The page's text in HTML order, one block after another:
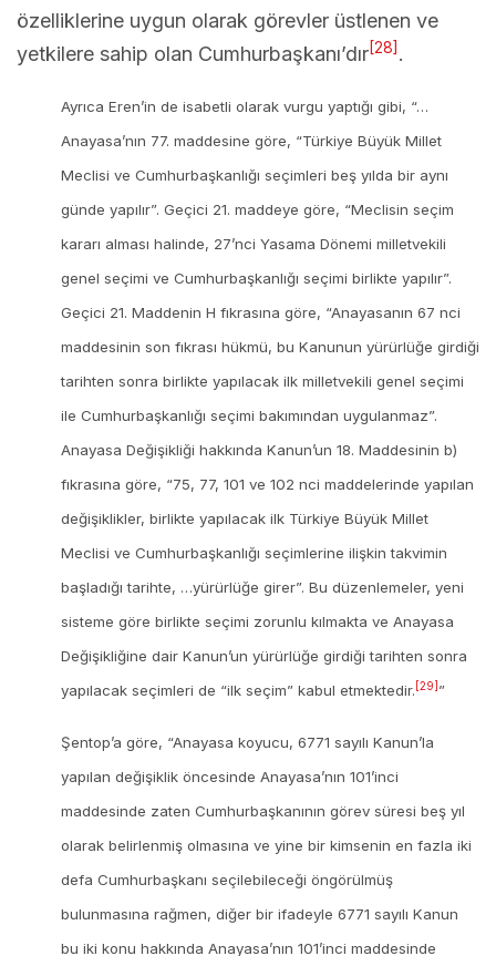
özelliklerine uygun olarak görevler üstlenen ve
yetkilere sahip olan Cumhurbaşkanı’dır[28] .
Ayrıca Eren’in de isabetli olarak vurgu yaptığı gibi, “…
Anayasa’nın 77. maddesine göre, “Türkiye Büyük Millet
Meclisi ve Cumhurbaşkanlığı seçimleri beş yılda bir aynı
günde yapılır”. Geçici 21. maddeye göre, “Meclisin seçim
kararı alması halinde, 27’nci Yasama Dönemi milletvekili
genel seçimi ve Cumhurbaşkanlığı seçimi birlikte yapılır”.
Geçici 21. Maddenin H fıkrasına göre, “Anayasanın 67 nci
maddesinin son fıkrası hükmü, bu Kanunun yürürlüğe girdiği
tarihten sonra birlikte yapılacak ilk milletvekili genel seçimi
ile Cumhurbaşkanlığı seçimi bakımından uygulanmaz”.
Anayasa Değişikliği hakkında Kanun’un 18. Maddesinin b)
fıkrasına göre, “75, 77, 101 ve 102 nci maddelerinde yapılan
değişiklikler, birlikte yapılacak ilk Türkiye Büyük Millet
Meclisi ve Cumhurbaşkanlığı seçimlerine ilişkin takvimin
başladığı tarihte, …yürürlüğe girer”. Bu düzenlemeler, yeni
sisteme göre birlikte seçimi zorunlu kılmakta ve Anayasa
Değişikliğine dair Kanun’un yürürlüğe girdiği tarihten sonra
yapılacak seçimleri de “ilk seçim” kabul etmektedir. [29] ”
Şentop’a göre, “Anayasa koyucu, 6771 sayılı Kanun’la
yapılan değişiklik öncesinde Anayasa’nın 101’inci
maddesinde zaten Cumhurbaşkanının görev süresi beş yıl
olarak belirlenmiş olmasına ve yine bir kimsenin en fazla iki
defa Cumhurbaşkanı seçilebileceği öngörülmüş
bulunmasına rağmen, diğer bir ifadeyle 6771 sayılı Kanun
bu iki konu hakkında Anayasa’nın 101’inci maddesinde